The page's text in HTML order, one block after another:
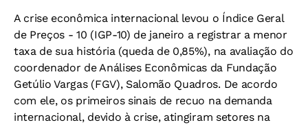
A crise econômica internacional levou o Índice Geral
de Preços - 10 (IGP-10) de janeiro a registrar a menor
taxa de sua história (queda de 0,85%), na avaliação do
coordenador de Análises Econômicas da Fundação
Getúlio Vargas (FGV), Salomão Quadros. De acordo
com ele, os primeiros sinais de recuo na demanda
internacional, devido à crise, atingiram setores na